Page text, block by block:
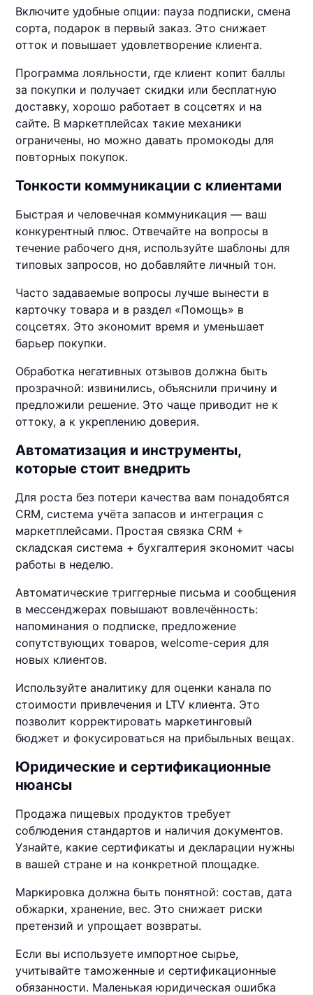
Включите удобные опции: пауза подписки, смена
сорта, подарок в первый заказ. Это снижает
отток и повышает удовлетворение клиента.
Программа лояльности, где клиент копит баллы
за покупки и получает скидки или бесплатную
доставку, хорошо работает в соцсетях и на
сайте. В маркетплейсах такие механики
ограничены, но можно давать промокоды для
повторных покупок.
Тонкости коммуникации с клиентами
Быстрая и человечная коммуникация — ваш
конкурентный плюс. Отвечайте на вопросы в
течение рабочего дня, используйте шаблоны для
типовых запросов, но добавляйте личный тон.
Часто задаваемые вопросы лучше вынести в
карточку товара и в раздел «Помощь» в
соцсетях. Это экономит время и уменьшает
барьер покупки.
Обработка негативных отзывов должна быть
прозрачной: извинились, объяснили причину и
предложили решение. Это чаще приводит не к
оттоку, а к укреплению доверия.
Автоматизация и инструменты,
которые стоит внедрить
Для роста без потери качества вам понадобятся
CRM, система учёта запасов и интеграция с
маркетплейсами. Простая связка CRM +
складская система + бухгалтерия экономит часы
работы в неделю.
Автоматические триггерные письма и сообщения
в мессенджерах повышают вовлечённость:
напоминания о подписке, предложение
сопутствующих товаров, welcome-серия для
новых клиентов.
Используйте аналитику для оценки канала по
стоимости привлечения и LTV клиента. Это
позволит корректировать маркетинговый
бюджет и фокусироваться на прибыльных вещах.
Юридические и сертификационные
нюансы
Продажа пищевых продуктов требует
соблюдения стандартов и наличия документов.
Узнайте, какие сертификаты и декларации нужны
в вашей стране и на конкретной площадке.
Маркировка должна быть понятной: состав, дата
обжарки, хранение, вес. Это снижает риски
претензий и упрощает возвраты.
Если вы используете импортное сырье,
учитывайте таможенные и сертификационные
обязанности. Маленькая юридическая ошибка